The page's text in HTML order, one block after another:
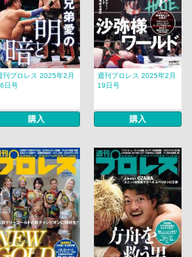
刊プロレス 2025年2月
日号
購入
週刊プロレス 2025年2月
19日号
購入